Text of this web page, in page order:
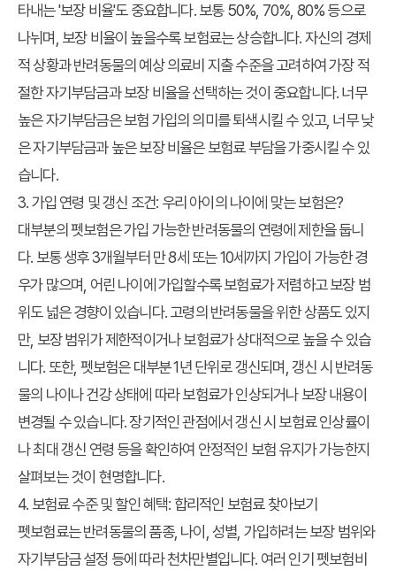
타내는 '보장 비율'도 중요합니다. 보통 50%, 70%, 80% 등으로
나뉘며, 보장 비율이 높을수록 보험료는 상승합니다. 자신의 경제
적 상황과 반려동물의 예상 의료비 지출 수준을 고려하여 가장 적
절한 자기부담금과 보장 비율을 선택하는 것이 중요합니다. 너무
높은 자기부담금은 보험 가입의 의미를 퇴색시킬 수 있고, 너무 낮
은 자기부담금과 높은 보장 비율은 보험료 부담을 가중시킬 수 있
습니다.
3. 가입 연령 및 갱신 조건: 우리 아이의 나이에 맞는 보험은?
대부분의 펫보험은 가입 가능한 반려동물의 연령에 제한을 둡니
다. 보통 생후 3개월부터 만 8세 또는 10세까지 가입이 가능한 경
우가 많으며, 어린 나이에 가입할수록 보험료가 저렴하고 보장 범
위도 넓은 경향이 있습니다. 고령의 반려동물을 위한 상품도 있지
만, 보장 범위가 제한적이거나 보험료가 상대적으로 높을 수 있습
니다. 또한, 펫보험은 대부분 1년 단위로 갱신되며, 갱신 시 반려동
물의 나이나 건강 상태에 따라 보험료가 인상되거나 보장 내용이
변경될 수 있습니다. 장기적인 관점에서 갱신 시 보험료 인상률이
나 최대 갱신 연령 등을 확인하여 안정적인 보험 유지가 가능한지
살펴보는 것이 현명합니다.
4. 보험료 수준 및 할인 혜택: 합리적인 보험료 찾아보기
펫보험료는 반려동물의 품종, 나이, 성별, 가입하려는 보장 범위와
자기부담금 설정 등에 따라 천차만별입니다. 여러 인기 펫보험비